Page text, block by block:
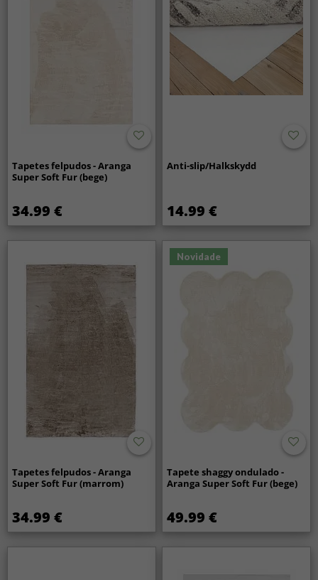
Tapetes felpudos - Aranga
Super Soft Fur (bege)
34.99 €
Anti-slip/Halkskydd
14.99 €
Tapetes felpudos - Aranga
Super Soft Fur (marrom)
34.99 €
Novidade
Tapete shaggy ondulado -
Aranga Super Soft Fur (bege)
49.99 €